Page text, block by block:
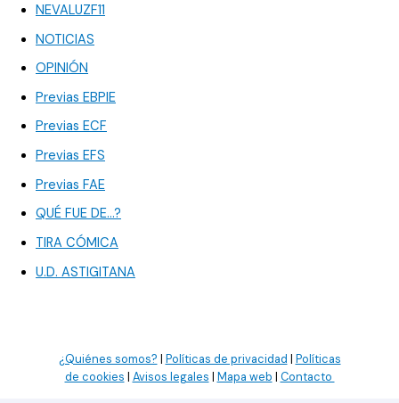
NEVALUZF11
NOTICIAS
OPINIÓN
Previas EBPIE
Previas ECF
Previas EFS
Previas FAE
QUÉ FUE DE…?
TIRA CÓMICA
U.D. ASTIGITANA
¿Quiénes somos? | Políticas de privacidad | Políticas
de cookies | Avisos legales | Mapa web | Contacto